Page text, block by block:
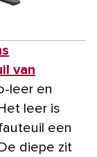
van
leer en
leer is
een
diepe zit